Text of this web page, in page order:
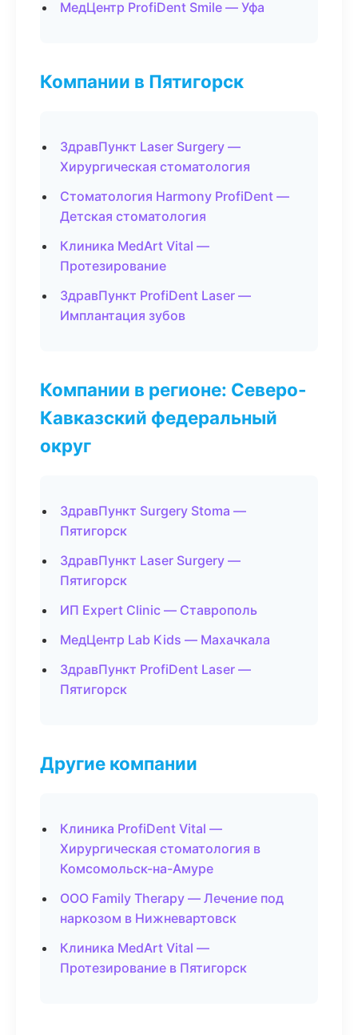
МедЦентр ProfiDent Smile — Уфа
Компании в Пятигорск
ЗдравПункт Laser Surgery —
Хирургическая стоматология
Стоматология Harmony ProfiDent —
Детская стоматология
Клиника MedArt Vital —
Протезирование
ЗдравПункт ProfiDent Laser —
Имплантация зубов
Компании в регионе: Северо-
Кавказский федеральный
округ
ЗдравПункт Surgery Stoma —
Пятигорск
ЗдравПункт Laser Surgery —
Пятигорск
ИП Expert Clinic — Ставрополь
МедЦентр Lab Kids — Махачкала
ЗдравПункт ProfiDent Laser —
Пятигорск
Другие компании
Клиника ProfiDent Vital —
Хирургическая стоматология в
Комсомольск-на-Амуре
ООО Family Therapy — Лечение под
наркозом в Нижневартовск
Клиника MedArt Vital —
Протезирование в Пятигорск